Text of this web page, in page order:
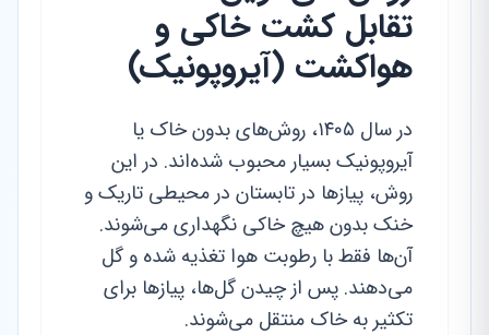
تقابل کشت خاکی و
هواکشت (آیروپونیک)
در سال ۱۴۰۵، روش‌های بدون خاک یا
آیروپونیک بسیار محبوب شده‌اند. در این
روش، پیازها در تابستان در محیطی تاریک و
خنک بدون هیچ خاکی نگهداری می‌شوند.
آن‌ها فقط با رطوبت هوا تغذیه شده و گل
می‌دهند. پس از چیدن گل‌ها، پیازها برای
تکثیر به خاک منتقل می‌شوند.